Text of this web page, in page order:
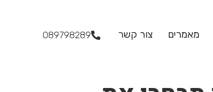
מאמרים צור קשר 089798289